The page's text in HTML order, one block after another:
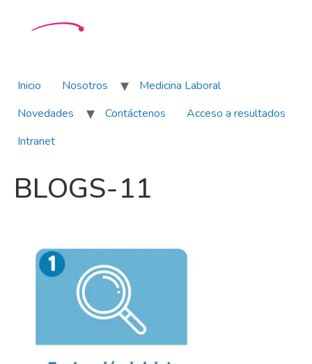
Inicio Nosotros
Medicina Laboral
Novedades
Contáctenos
Acceso a resultados
Intranet
BLOGS-11